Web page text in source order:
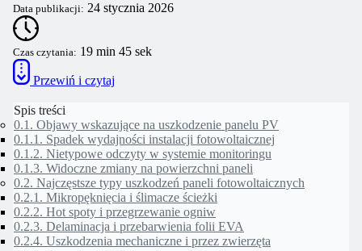
Data publikacji: 24 stycznia 2026
Czas czytania: 19 min 45 sek
Przewiń i czytaj
Spis treści
0.1. Objawy wskazujące na uszkodzenie panelu PV
0.1.1. Spadek wydajności instalacji fotowoltaicznej
0.1.2. Nietypowe odczyty w systemie monitoringu
0.1.3. Widoczne zmiany na powierzchni paneli
0.2. Najczęstsze typy uszkodzeń paneli fotowoltaicznych
0.2.1. Mikropęknięcia i ślimacze ścieżki
0.2.2. Hot spoty i przegrzewanie ogniw
0.2.3. Delaminacja i przebarwienia folii EVA
0.2.4. Uszkodzenia mechaniczne i przez zwierzęta